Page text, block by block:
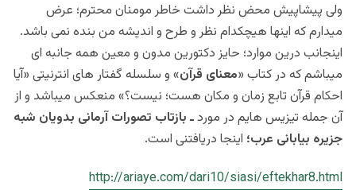
ولی پیشاپیش محض نظر داشت خاطر مومنان محترم؛ عرض
میدارم که اینها هیچکدام نظر و طرح و اندیشه من بنده نمی باشد.
اینجانب درین موارد؛ حایز دکتورین مدون و معین همه جانبه ای
میباشم که در کتاب «معنای قرآن» و سلسله گفتار های انترنیتی «آیا
احکام قرآن تابع زمان و مکان هست؛ نیست؟» منعکس میباشد و از
آن جمله تیزیس هایم در موردـ بازتاب تصورات آرمانی بدویان شبه
جزیره بیابانی عرب؛ اینجا دریافتنی است.
http://ariaye.com/dari10/siasi/eftekhar8.html